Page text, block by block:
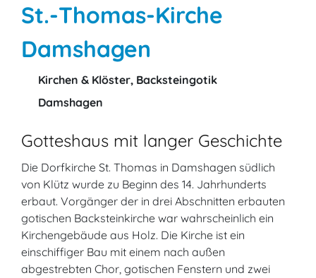
St.-Thomas-Kirche
Damshagen
Kirchen & Klöster, Backsteingotik
Damshagen
Gotteshaus mit langer Geschichte
Die Dorfkirche St. Thomas in Damshagen südlich
von Klütz wurde zu Beginn des 14. Jahrhunderts
erbaut. Vorgänger der in drei Abschnitten erbauten
gotischen Backsteinkirche war wahrscheinlich ein
Kirchengebäude aus Holz. Die Kirche ist ein
einschiffiger Bau mit einem nach außen
abgestrebten Chor, gotischen Fenstern und zwei